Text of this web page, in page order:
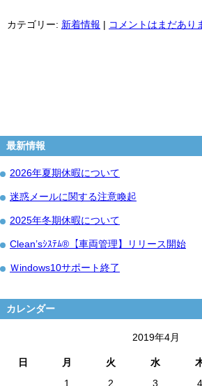
カテゴリー: 新着情報 | コメントはまだあり
最新情報
2026年夏期休暇について
迷惑メールに関する注意喚起
2025年冬期休暇について
Clean’sｼｽﾃﾑ®【車両管理】リリース開始
Ｗindows10サポート終了
カレンダー
2019年4月
日 月 火 水
1
2 3 4